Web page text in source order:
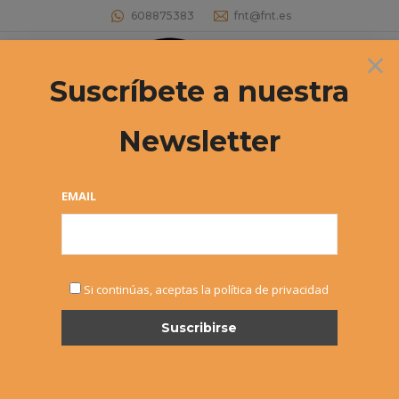
608875383 fnt@fnt.es
Buscar:
Archivos por año:2021
×
Suscríbete a nuestra
Newsletter
EMAIL
Si continúas, aceptas la política de privacidad